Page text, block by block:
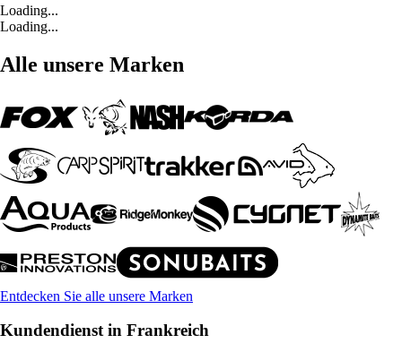
Loading...
Loading...
Alle unsere Marken
Entdecken Sie alle unsere Marken
Kundendienst in Frankreich